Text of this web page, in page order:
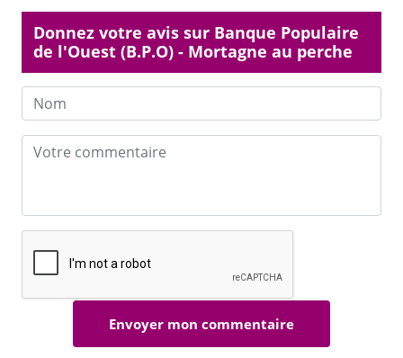
Donnez votre avis sur Banque Populaire
de l'Ouest (B.P.O) - Mortagne au perche